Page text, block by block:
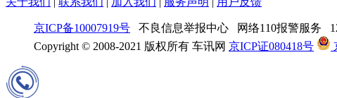
京ICP备10007919号 不良信息举报中心 网络110报警服务
Copyright © 2008-2021 版权所有 车讯网 京ICP证080418号